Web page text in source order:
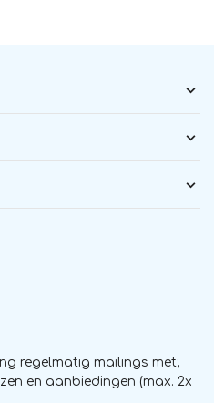
regelmatig mailings met;
en aanbiedingen (max. 2x